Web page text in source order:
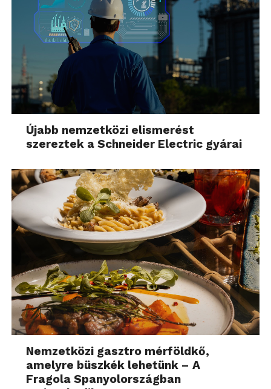
Újabb nemzetközi elismerést
szereztek a Schneider Electric gyárai
Nemzetközi gasztro mérföldkő,
amelyre büszkék lehetünk – A
Fragola Spanyolországban